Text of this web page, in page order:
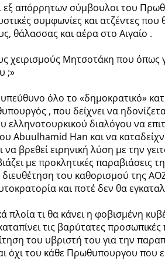
εξ απόρρητων σύμβουλοι του
συμφωνίες και ατζέντες
θάλασσας και αέρα στο Αιγαίο .
χειρισμούς Μητσοτάκη που
;»
όλο το «δημοκρατικό»
, που δείχνει να
διαλόγου να
Abuulhamid Han και να
βρεθεί ειρηνική λύση με την
με προκλητικές παραβιάσεις
διευθέτηση του καθορισμού της
και ποτέ δεν θα
πλοία τι θα κάνει η φοβισμένη
τις βαρύτατες
του υβριστή του για την
όχι του κάθε Πρωθυπουργου που